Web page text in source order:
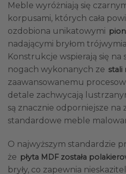
Meble wyróżniają się
korpusami, których cała
ozdobiona unikatowymi
nadającymi bryłom
Konstrukcje wspierają się na
nogach wykonanych ze stali
zaawansowanemu
detale zachwycają
są znacznie odporniejsze na
standardowe meble
O najwyższym standardzie
że płyta MDF została
bryły, co zapewnia